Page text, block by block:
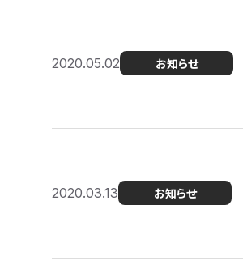
2020.05.02 お知らせ
2020.03.13 お知らせ